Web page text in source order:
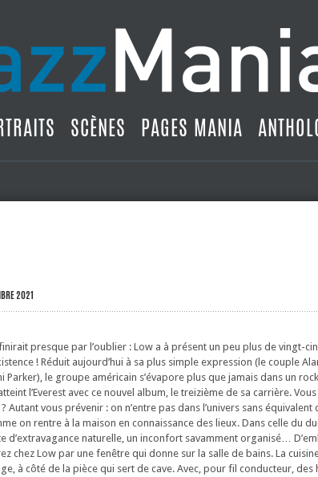
SCÈNES PAGES MANIA
2021
presque par l’oublier : Low a à présent un peu plus de vingt-
! Réduit aujourd’hui à sa plus simple expression (le couple
Parker), le groupe américain s’évapore plus que jamais dans un
l’Everest avec ce nouvel album, le treizième de sa carrière.
Autant vous prévenir : on n’entre pas dans l’univers sans équivalent
on rentre à la maison en connaissance des lieux. Dans celle du
d’extravagance naturelle, un inconfort savamment organisé…
chez Low par une fenêtre qui donne sur la salle de bains. La
à côté de la pièce qui sert de cave. Avec, pour fil conducteur, des